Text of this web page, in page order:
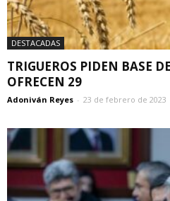
DESTACADAS
TRIGUEROS PIDEN BASE
OFRECEN 29
Adoniván Reyes - 23 de febrero de 2023